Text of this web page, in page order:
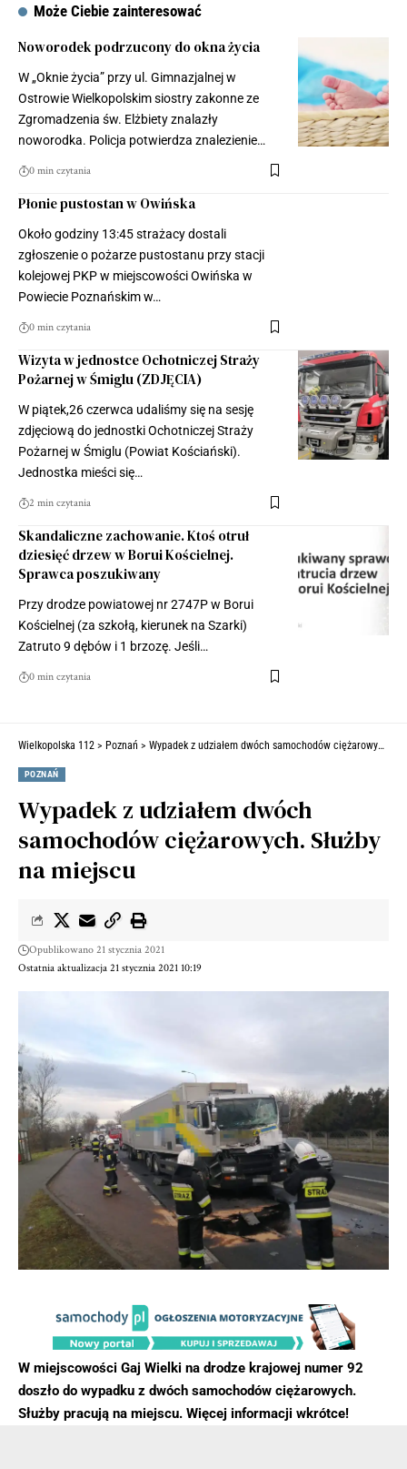
Może Ciebie zainteresować
Noworodek podrzucony do okna życia
W „Oknie życia” przy ul. Gimnazjalnej w
Ostrowie Wielkopolskim siostry zakonne ze
Zgromadzenia św. Elżbiety znalazły
noworodka. Policja potwierdza znalezienie…
0 min czytania
Płonie pustostan w Owińska
Około godziny 13:45 strażacy dostali
zgłoszenie o pożarze pustostanu przy stacji
kolejowej PKP w miejscowości Owińska w
Powiecie Poznańskim w…
0 min czytania
Wizyta w jednostce Ochotniczej Straży
Pożarnej w Śmiglu (ZDJĘCIA)
W piątek,26 czerwca udaliśmy się na sesję
zdjęciową do jednostki Ochotniczej Straży
Pożarnej w Śmiglu (Powiat Kościański).
Jednostka mieści się…
2 min czytania
Skandaliczne zachowanie. Ktoś otruł
dziesięć drzew w Borui Kościelnej.
Sprawca poszukiwany
Przy drodze powiatowej nr 2747P w Borui
Kościelnej (za szkołą, kierunek na Szarki)
Zatruto 9 dębów i 1 brzozę. Jeśli…
0 min czytania
Wielkopolska 112 > Poznań > Wypadek z udziałem dwóch samochodów ciężarowych. Służby na miejscu
POZNAŃ
Wypadek z udziałem dwóch
samochodów ciężarowych. Służby
na miejscu
Ostatnia aktualizacja 21 stycznia 2021 10:19
Opublikowano 21 stycznia 2021
W miejscowości Gaj Wielki na drodze krajowej numer 92
doszło do wypadku z dwóch samochodów ciężarowych.
Służby pracują na miejscu. Więcej informacji wkrótce!